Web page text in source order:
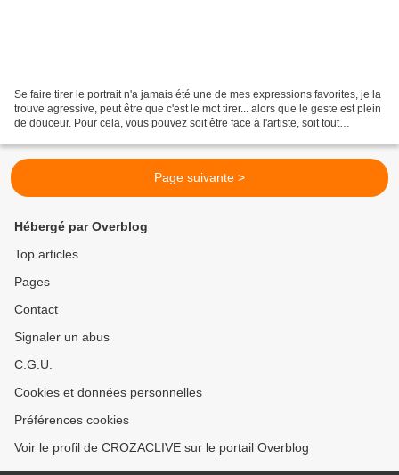
Se faire tirer le portrait n'a jamais été une de mes expressions favorites, je la
trouve agressive, peut être que c'est le mot tirer... alors que le geste est plein
de douceur. Pour cela, vous pouvez soit être face à l'artiste, soit tout
Page suivante >
Hébergé par Overblog
Top articles
Pages
Contact
Signaler un abus
C.G.U.
Cookies et données personnelles
Préférences cookies
Voir le profil de CROZACLIVE sur le portail Overblog